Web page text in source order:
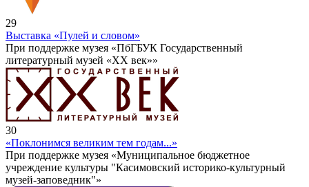
29
Выставка «Пулей и словом»
При поддержке музея «ПбГБУК Государственный
литературный музей «ХХ век»»
30
«Поклонимся великим тем годам...»
При поддержке музея «Муниципальное бюджетное
учреждение культуры "Касимовский историко-культурный
музей-заповедник"»